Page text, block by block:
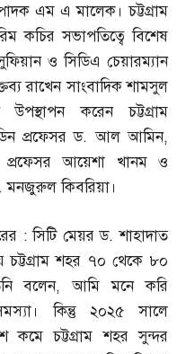
এম এ মালেক। চট্টগ্রাম
কচির সভাপতিত্বে বিশেষ
ও সিডিএ চেয়ারম্যান
রাখেন সাংবাদিক শামসুল
করেন চট্টগ্রাম
প্রফেসর ড.আল আমিন,
প্রফেসর আয়েশা খানম ও
মনজুরুল কিবরিয়া।
:সিটি মেয়র ড.শাহাদাত
চট্টগ্রাম শহর ৭০ থেকে ৮০
বলেন,আমি মনে করি
কিন্তু ২০২৫ সালে
কমে চট্টগ্রাম শহর সুন্দর